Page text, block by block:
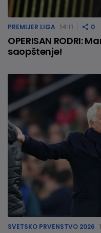
PREMIJER LIGA 14:11 0
OPERISAN RODRI:
saopštenje!
SVETSKO PRVENSTVO 2026